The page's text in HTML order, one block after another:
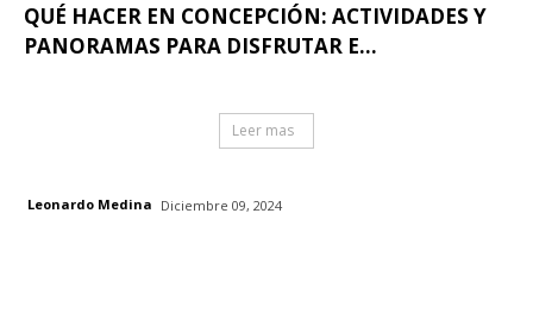
QUÉ HACER EN CONCEPCIÓN: ACTIVIDADES Y
PANORAMAS PARA DISFRUTAR E...
Leer mas
Leonardo Medina Diciembre 09, 2024